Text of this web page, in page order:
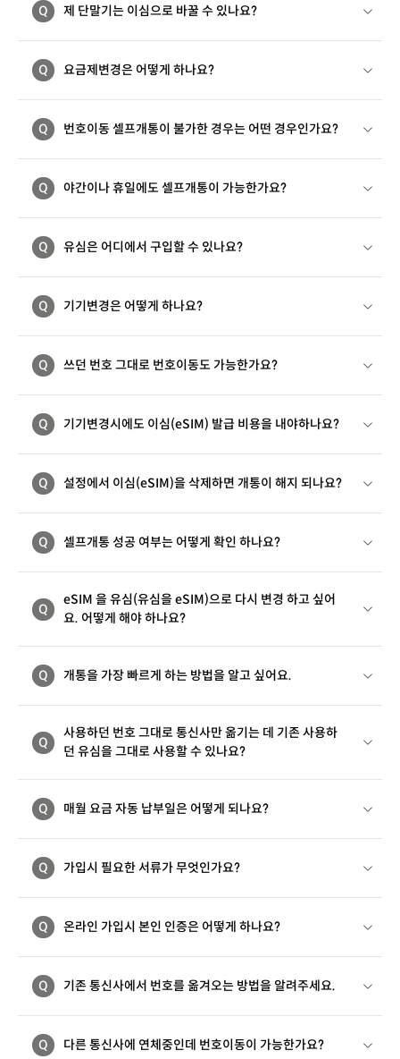
Q 제 단말기는 이심으로 바꿀 수 있나요?
Q 요금제변경은 어떻게 하나요?
Q 번호이동 셀프개통이 불가한 경우는 어떤 경우인가요?
Q 야간이나 휴일에도 셀프개통이 가능한가요?
Q 유심은 어디에서 구입할 수 있나요?
Q 기기변경은 어떻게 하나요?
Q 쓰던 번호 그대로 번호이동도 가능한가요?
Q 기기변경시에도 이심(eSIM) 발급 비용을 내야하나요?
Q 설정에서 이심(eSIM)을 삭제하면 개통이 해지 되나요?
Q 셀프개통 성공 여부는 어떻게 확인 하나요?
Q
eSIM 을 유심(유심을 eSIM)으로 다시 변경 하고 싶어
요. 어떻게 해야 하나요?
Q 개통을 가장 빠르게 하는 방법을 알고 싶어요.
Q
사용하던 번호 그대로 통신사만 옮기는 데 기존 사용하
던 유심을 그대로 사용할 수 있나요?
Q 매월 요금 자동 납부일은 어떻게 되나요?
Q 가입시 필요한 서류가 무엇인가요?
Q 온라인 가입시 본인 인증은 어떻게 하나요?
Q 기존 통신사에서 번호를 옮겨오는 방법을 알려주세요.
Q 다른 통신사에 연체중인데 번호이동이 가능한가요?